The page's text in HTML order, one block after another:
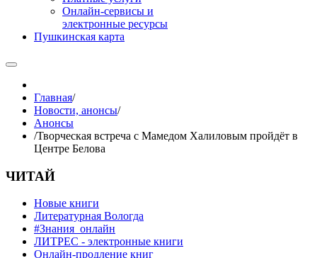
Онлайн-сервисы и
электронные ресурсы
Пушкинская карта
Главная/
Новости, анонсы/
Анонсы
/Творческая встреча с Мамедом Халиловым пройдёт в
Центре Белова
ЧИТАЙ
Новые книги
Литературная Вологда
#Знания_онлайн
ЛИТРЕС - электронные книги
Онлайн-продление книг